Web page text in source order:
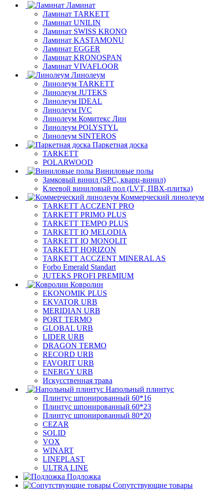
Ламинат
Ламинат TARKETT
Ламинат UNILIN
Ламинат SWISS KRONO
Ламинат KASTAMONU
Ламинат EGGER
Ламинат KRONOSPAN
Ламинат VIVAFLOOR
Линолеум
Линолеум TARKETT
Линолеум JUTEKS
Линолеум IDEAL
Линолеум IVC
Линолеум Комитекс Лин
Линолеум POLYSTYL
Линолеум SINTEROS
Паркетная доска
TARKETT
POLARWOOD
Виниловые полы
Замковый винил (SPC, кварц-винил)
Клеевой виниловый пол (LVT, ПВХ-плитка)
Коммерческий линолеум
TARKETT ACCZENT PRO
TARKETT PRIMO PLUS
TARKETT TEMPO PLUS
TARKETT IQ MELODIA
TARKETT IQ MONOLIT
TARKETT HORIZON
TARKETT ACCZENT MINERAL AS
Forbo Emerald Standart
JUTEKS PROFI PREMIUM
Ковролин
EKONOMIK PLUS
EKVATOR URB
MERIDIAN URB
PORT TERMO
GLOBAL URB
LIDER URB
DRAGON TERMO
RECORD URB
FAVORIT URB
ENERGY URB
Искусственная трава
Напольный плинтус
Плинтус шпонированный 60*16
Плинтус шпонированный 60*23
Плинтус шпонированный 80*20
CEZAR
SOLID
VOX
WINART
LINEPLAST
ULTRA LINE
Подложка
Сопутствующие товары